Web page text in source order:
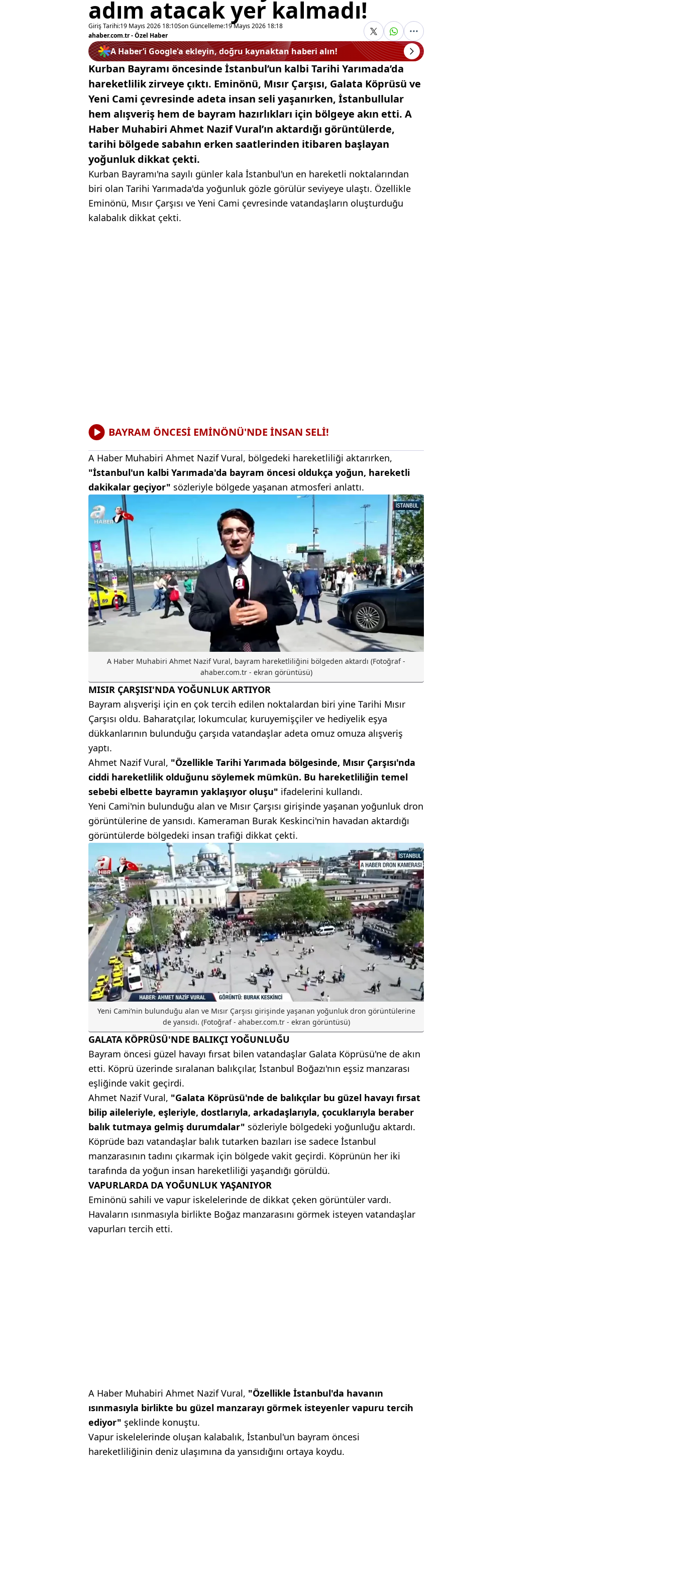
adım atacak yer kalmadı!
Giriş Tarihi:19 Mayıs 2026 18:10Son Güncelleme:19 Mayıs 2026 18:18
ahaber.com.tr - Özel Haber
A Haber’i Google'a ekleyin, doğru kaynaktan haberi alın!
Kurban Bayramı öncesinde İstanbul’un kalbi Tarihi Yarımada’da
hareketlilik zirveye çıktı. Eminönü, Mısır Çarşısı, Galata Köprüsü ve
Yeni Cami çevresinde adeta insan seli yaşanırken, İstanbullular
hem alışveriş hem de bayram hazırlıkları için bölgeye akın etti. A
Haber Muhabiri Ahmet Nazif Vural’ın aktardığı görüntülerde,
tarihi bölgede sabahın erken saatlerinden itibaren başlayan
yoğunluk dikkat çekti.
Kurban Bayramı'na sayılı günler kala İstanbul'un en hareketli noktalarından
biri olan Tarihi Yarımada'da yoğunluk gözle görülür seviyeye ulaştı. Özellikle
Eminönü, Mısır Çarşısı ve Yeni Cami çevresinde vatandaşların oluşturduğu
kalabalık dikkat çekti.
BAYRAM ÖNCESİ EMİNÖNÜ'NDE İNSAN SELİ!
A Haber Muhabiri Ahmet Nazif Vural, bölgedeki hareketliliği aktarırken,
"İstanbul'un kalbi Yarımada'da bayram öncesi oldukça yoğun, hareketli
dakikalar geçiyor" sözleriyle bölgede yaşanan atmosferi anlattı.
A Haber Muhabiri Ahmet Nazif Vural, bayram hareketliliğini bölgeden aktardı (Fotoğraf -
ahaber.com.tr - ekran görüntüsü)
MISIR ÇARŞISI'NDA YOĞUNLUK ARTIYOR
Bayram alışverişi için en çok tercih edilen noktalardan biri yine Tarihi Mısır
Çarşısı oldu. Baharatçılar, lokumcular, kuruyemişçiler ve hediyelik eşya
dükkanlarının bulunduğu çarşıda vatandaşlar adeta omuz omuza alışveriş
yaptı.
Ahmet Nazif Vural, "Özellikle Tarihi Yarımada bölgesinde, Mısır Çarşısı'nda
ciddi hareketlilik olduğunu söylemek mümkün. Bu hareketliliğin temel
sebebi elbette bayramın yaklaşıyor oluşu" ifadelerini kullandı.
Yeni Cami'nin bulunduğu alan ve Mısır Çarşısı girişinde yaşanan yoğunluk dron
görüntülerine de yansıdı. Kameraman Burak Keskinci'nin havadan aktardığı
görüntülerde bölgedeki insan trafiği dikkat çekti.
Yeni Cami’nin bulunduğu alan ve Mısır Çarşısı girişinde yaşanan yoğunluk dron görüntülerine
de yansıdı. (Fotoğraf - ahaber.com.tr - ekran görüntüsü)
GALATA KÖPRÜSÜ'NDE BALIKÇI YOĞUNLUĞU
Bayram öncesi güzel havayı fırsat bilen vatandaşlar Galata Köprüsü'ne de akın
etti. Köprü üzerinde sıralanan balıkçılar, İstanbul Boğazı'nın eşsiz manzarası
eşliğinde vakit geçirdi.
Ahmet Nazif Vural, "Galata Köprüsü'nde de balıkçılar bu güzel havayı fırsat
bilip aileleriyle, eşleriyle, dostlarıyla, arkadaşlarıyla, çocuklarıyla beraber
balık tutmaya gelmiş durumdalar" sözleriyle bölgedeki yoğunluğu aktardı.
Köprüde bazı vatandaşlar balık tutarken bazıları ise sadece İstanbul
manzarasının tadını çıkarmak için bölgede vakit geçirdi. Köprünün her iki
tarafında da yoğun insan hareketliliği yaşandığı görüldü.
VAPURLARDA DA YOĞUNLUK YAŞANIYOR
Eminönü sahili ve vapur iskelelerinde de dikkat çeken görüntüler vardı.
Havaların ısınmasıyla birlikte Boğaz manzarasını görmek isteyen vatandaşlar
vapurları tercih etti.
A Haber Muhabiri Ahmet Nazif Vural, "Özellikle İstanbul'da havanın
ısınmasıyla birlikte bu güzel manzarayı görmek isteyenler vapuru tercih
ediyor" şeklinde konuştu.
Vapur iskelelerinde oluşan kalabalık, İstanbul'un bayram öncesi
hareketliliğinin deniz ulaşımına da yansıdığını ortaya koydu.